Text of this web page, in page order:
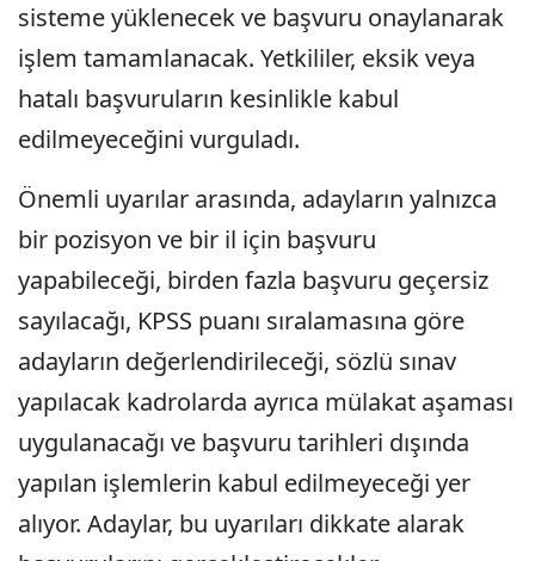
sisteme yüklenecek ve başvuru onaylanarak
işlem tamamlanacak. Yetkililer, eksik veya
hatalı başvuruların kesinlikle kabul
edilmeyeceğini vurguladı.
Önemli uyarılar arasında, adayların yalnızca
bir pozisyon ve bir il için başvuru
yapabileceği, birden fazla başvuru geçersiz
sayılacağı, KPSS puanı sıralamasına göre
adayların değerlendirileceği, sözlü sınav
yapılacak kadrolarda ayrıca mülakat aşaması
uygulanacağı ve başvuru tarihleri dışında
yapılan işlemlerin kabul edilmeyeceği yer
alıyor. Adaylar, bu uyarıları dikkate alarak